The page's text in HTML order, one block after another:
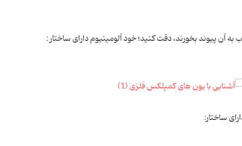
آن پیوند بخورند، دقت کنید؛ خود آلومینیوم دارای ساختار :
ساختار: